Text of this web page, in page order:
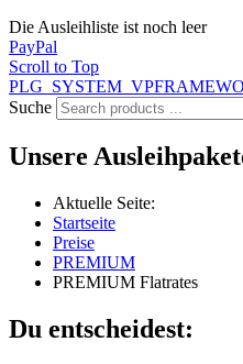
Die Ausleihliste ist noch leer
PayPal
Scroll to Top
Suche
Unsere
Aktuelle Seite:
Startseite
Preise
PREMIUM
PREMIUM Flatrates
Du entscheidest: